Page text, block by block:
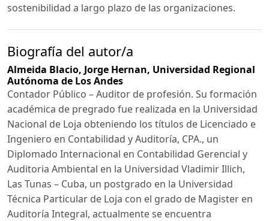
sostenibilidad a largo plazo de las organizaciones.
Biografía del autor/a
Almeida Blacio, Jorge Hernan, Universidad Regional
Autónoma de Los Andes
Contador Público – Auditor de profesión. Su formación
académica de pregrado fue realizada en la Universidad
Nacional de Loja obteniendo los títulos de Licenciado e
Ingeniero en Contabilidad y Auditoría, CPA., un
Diplomado Internacional en Contabilidad Gerencial y
Auditoria Ambiental en la Universidad Vladimir Illich,
Las Tunas – Cuba, un postgrado en la Universidad
Técnica Particular de Loja con el grado de Magister en
Auditoría Integral, actualmente se encuentra